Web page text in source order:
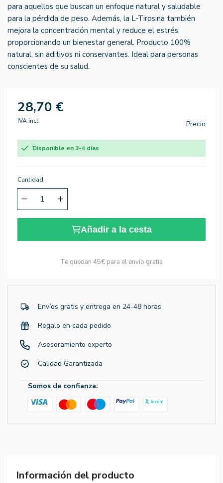
para aquellos que buscan un enfoque natural y saludable
para la pérdida de peso. Además, la L-Tirosina también
mejora la concentración mental y reduce el estrés,
proporcionando un bienestar general. Producto 100%
natural, sin aditivos ni conservantes. Ideal para personas
conscientes de su salud.
28,70 €
IVA incl. Precio
Disponible en 3-4 días
Cantidad
Añadir a la cesta
Te quedan 45€ para el envío gratis
Envíos gratis y entrega en 24-48 horas
Regalo en cada pedido
Asesoramiento experto
Calidad Garantizada
Somos de confianza:
Información del producto